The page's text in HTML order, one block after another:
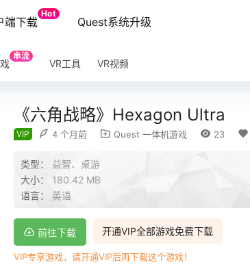
端下载
Hot
Quest系统升级
串流
VR工具 VR视频
《六角战略》Hexagon Ultra
VIP 4 个月前 Quest 一体机游戏 23
类型： 益智、桌游
大小： 180.42 MB
语言： 英语
开通VIP全部游戏免费下载
前往下载
VIP专享游戏，请开通VIP后再下载这个游戏！